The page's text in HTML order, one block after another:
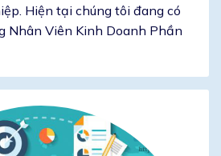
Hiện tại chúng tôi đang có
Nhân Viên Kinh Doanh Phần